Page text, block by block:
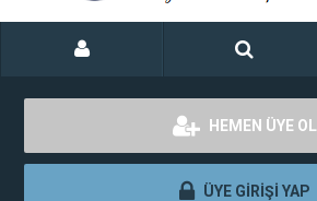
HEMEN ÜYE OL
ÜYE GİRİŞİ YAP